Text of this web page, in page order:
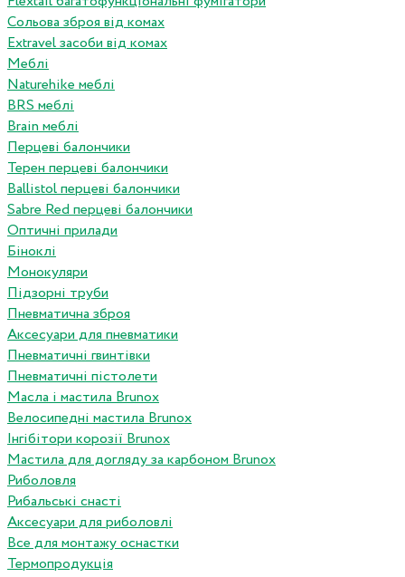
Сольова зброя від комах
Extravel засоби від комах
Меблі
Naturehike меблі
BRS меблі
Brain меблі
Перцеві балончики
Терен перцеві балончики
Ballistol перцеві балончики
Sabre Red перцеві балончики
Оптичні прилади
Біноклі
Монокуляри
Підзорні труби
Пневматична зброя
Аксесуари для пневматики
Пневматичні гвинтівки
Пневматичні пістолети
Масла і мастила Brunox
Велосипедні мастила Brunox
Інгібітори корозії Brunox
Мастила для догляду за карбоном Brunox
Риболовля
Рибальські снасті
Аксесуари для риболовлі
Все для монтажу оснастки
Термопродукція